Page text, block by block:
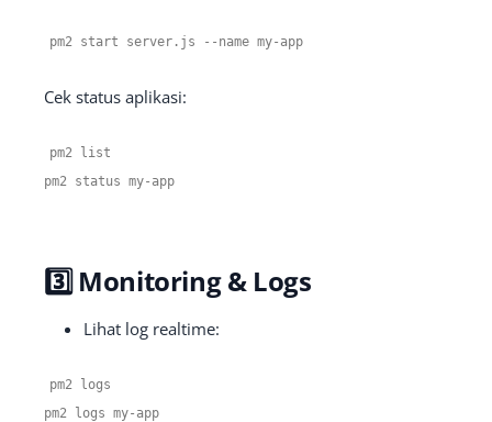
pm2 start server . js -- name my- app
Cek status aplikasi:
pm2 list
pm2 status my- app
3️⃣ Monitoring & Logs
Lihat log realtime:
pm2 logs
pm2 logs my- app